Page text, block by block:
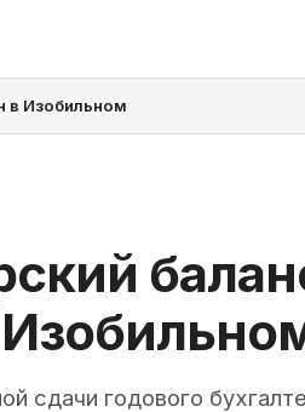
в Изобильном
сдачи годового